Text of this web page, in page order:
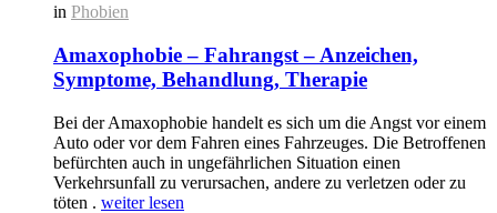
in Phobien
Amaxophobie – Fahrangst – Anzeichen,
Symptome, Behandlung, Therapie
Bei der Amaxophobie handelt es sich um die Angst vor einem
Auto oder vor dem Fahren eines Fahrzeuges. Die Betroffenen
befürchten auch in ungefährlichen Situation einen
Verkehrsunfall zu verursachen, andere zu verletzen oder zu
töten . weiter lesen